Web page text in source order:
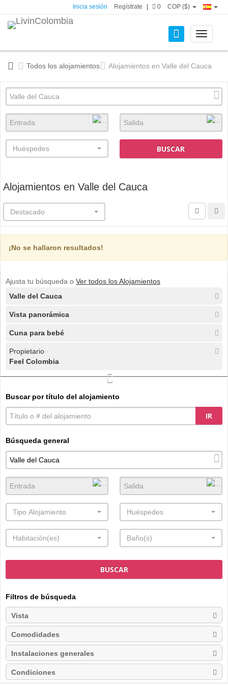
Inicia sesión Regístrate 0 COP ($)
Toggle
Todos los alojamientos Alojamientos en Valle del Cauca
Huéspedes BUSCAR
Alojamientos en Valle del Cauca
Destacado
¡No se hallaron resultados!
Ajusta tu búsqueda o Ver todos los Alojamientos
Valle del Cauca
Vista panorámica
Cuna para bebé
Propietario
Feel Colombia
Buscar por título del alojamiento
IR
Búsqueda general
Tipo Alojamiento Huéspedes
Habitación(es) Baño(s)
BUSCAR
Filtros de búsqueda
Vista
Comodidades
Instalaciones generales
Condiciones